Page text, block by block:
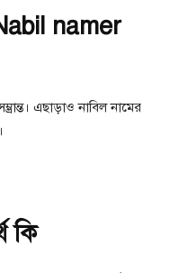
namer
এছাড়াও নাবিল নামের
কি